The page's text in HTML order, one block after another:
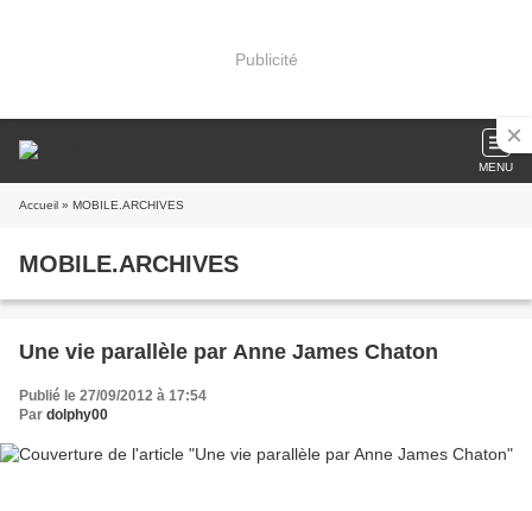
Publicité
MENU
Accueil » MOBILE.ARCHIVES
MOBILE.ARCHIVES
Une vie parallèle par Anne James Chaton
Publié le 27/09/2012 à 17:54
Par dolphy00